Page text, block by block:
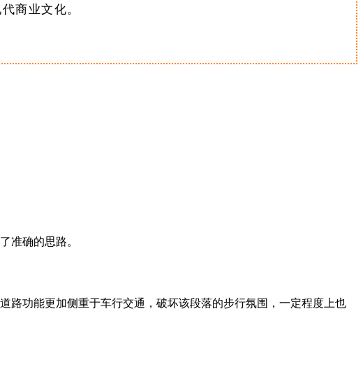
商业文化。
准确的思路。
路功能更加侧重于车行交通，破坏该段落的步行氛围，一定程度上也